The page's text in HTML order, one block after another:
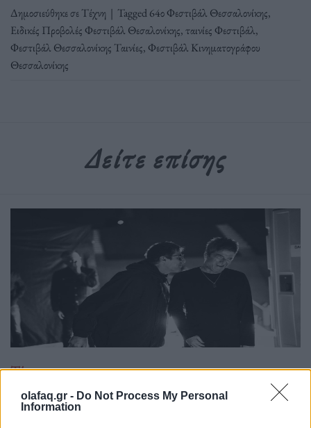
olafaq.gr - Do Not Process My Personal
Information
Δημοσιεύθηκε σεΤέχνη | Tagged64ο Φεστιβάλ Θεσσαλονίκης,
Ειδικές Προβολές Φεστιβάλ Θεσαλονίκης,ταινίες Φεστιβάλ,
Φεστιβάλ Θεσσαλονίκης Ταινίες, Φεστιβάλ Κινηματογράφου
Θεσσαλονίκης
Δείτε επίσης
Τέχνη
Το Disney δίνει teaser για το documentary
“Don’t Look Back in Anger” των Oasis